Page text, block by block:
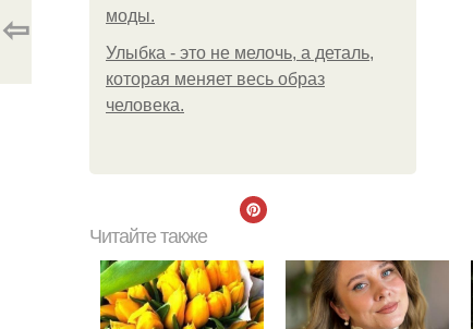
моды.
Улыбка - это не мелочь, а деталь,
которая меняет весь образ
человека.
⇦
Читайте также